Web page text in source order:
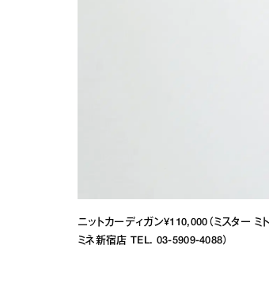
ニットカーディガン¥110,000（ミスター
ミネ新宿店 TEL. 03-5909-4088）